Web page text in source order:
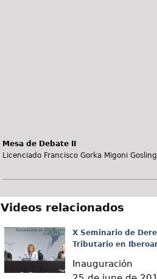
Mesa de Debate II
Licenciado Francisco Gorka Migoni
Videos relacionados
X Seminario de
Tributario en
Inauguración